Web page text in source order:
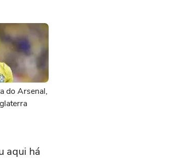
do Arsenal,
aqui há